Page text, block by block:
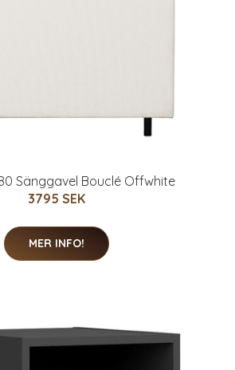
Sänggavel Bouclé Offwhite
3795 SEK
MER INFO!